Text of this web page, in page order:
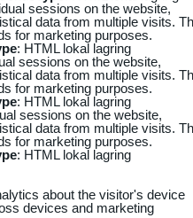
sessions on the website,
data from multiple visits.
for marketing purposes.
: HTML lokal lagring
sessions on the website,
data from multiple visits.
for marketing purposes.
: HTML lokal lagring
sessions on the website,
data from multiple visits.
for marketing purposes.
: HTML lokal lagring
about the visitor's device
devices and marketing